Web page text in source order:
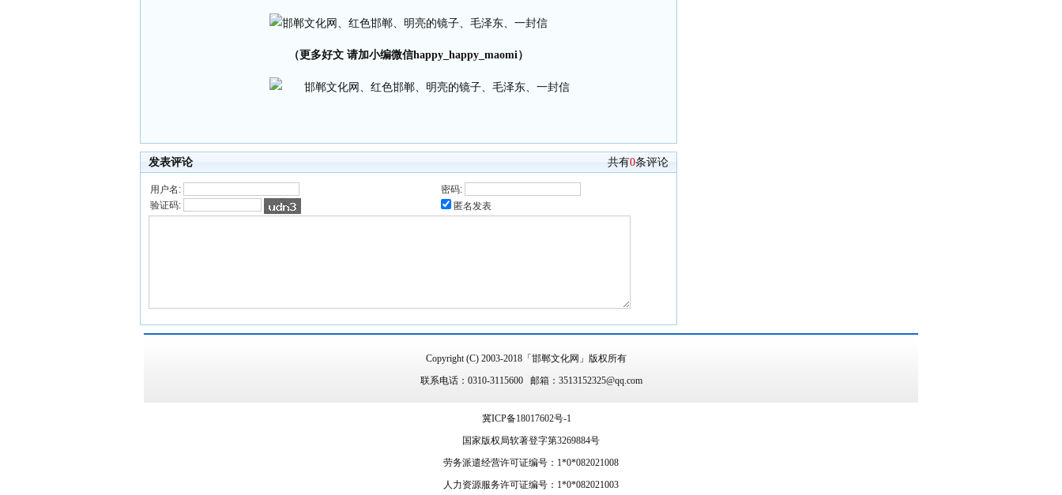
（更多好文 请加小编微信happy_happy_maomi）
发表评论 共有0条评论
用户名:
密码:
验证码:
匿名发表
Copyright (C) 2003-2018「邯郸文化网」版权所有
联系电话：0310-3115600 邮箱：3513152325@qq.com
冀ICP备18017602号-1
国家版权局软著登字第3269884号
劳务派遣经营许可证编号：1*0*082021008
人力资源服务许可证编号：1*0*082021003